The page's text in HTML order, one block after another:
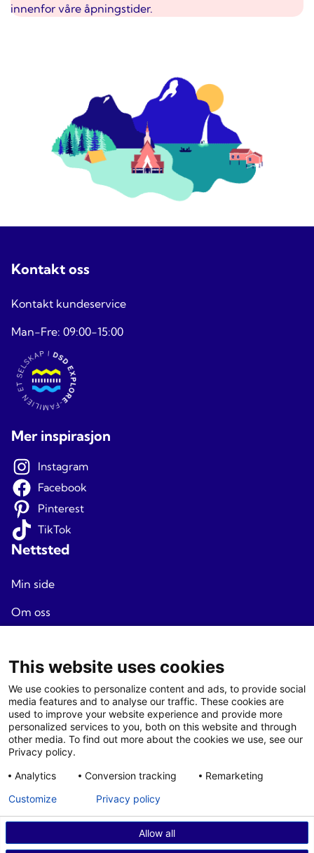
innenfor våre åpningstider.
Kontakt oss
Kontakt kundeservice
Man-Fre: 09:00-15:00
Mer inspirasjon
Instagram
Facebook
Pinterest
TikTok
Nettsted
Min side
Om oss
Personvern
Nyhetsbrev
Endre cookie samtykke
Agenter
Logginn
Agent - villkår
This website uses cookies
We use cookies to personalize content and ads, to provide social
media features and to analyse our traffic. These cookies are
used to improve your website experience and provide more
personalized services to you, both on this website and through
other media. To find out more about the cookies we use, see our
Privacy policy.
Analytics
Conversion tracking Remarketing
Allow all
Customize Privacy policy